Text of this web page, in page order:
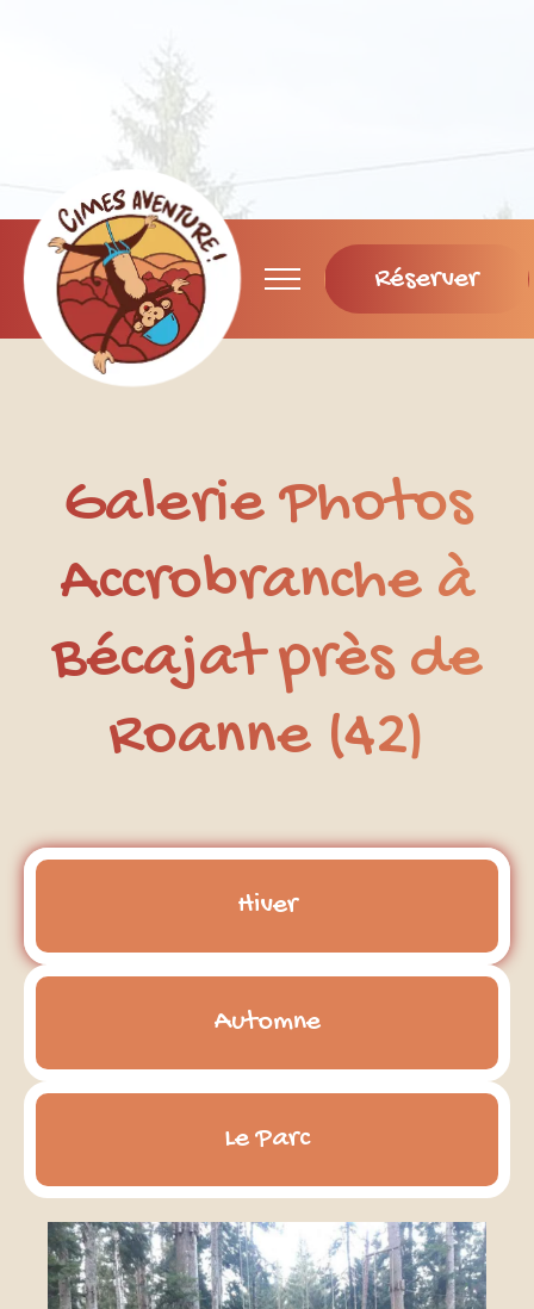
Réserver
Galerie Photos
Accrobranche à
Bécajat près de
Roanne (42)
Hiver
Automne
Le Parc